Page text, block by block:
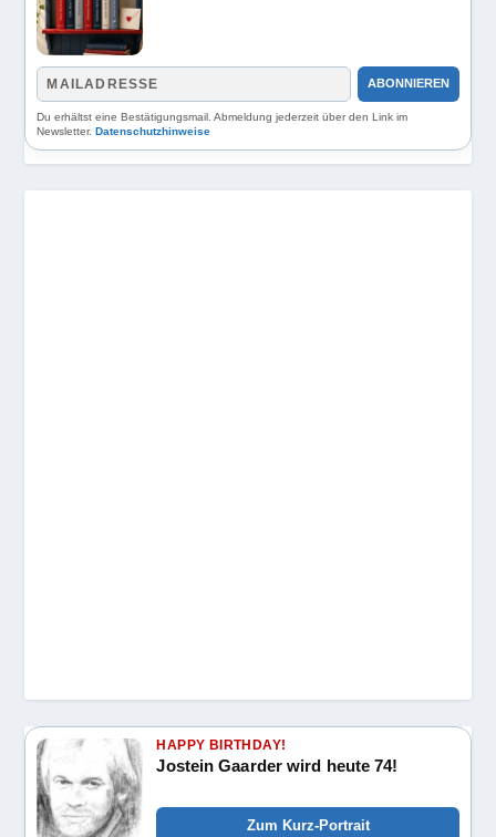
ABONNIEREN
Du erhältst eine Bestätigungsmail. Abmeldung jederzeit über den Link im
Newsletter.Datenschutzhinweise
HAPPY BIRTHDAY!
Jostein Gaarder wird heute 74!
Zum Kurz-Portrait